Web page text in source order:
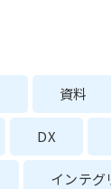
資料
DX
インテグ